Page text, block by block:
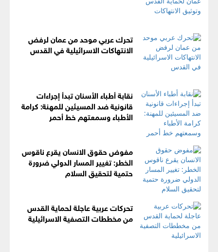
تحرك عربي موحد من عمان لرفض
الانتهاكات الاسرائيلية في القدس
نقابة أطباء الأسنان تبدأ إجراءات
قانونية ضد المسيئين للمهنة: كرامة
الأطباء وسمعتهم خط أحمر
مفوض حقوق الانسان يقرع ناقوس
الخطر: تغيير المسار الدولي ضرورة
حتمية لتحقيق السلام
تحركات عربية عاجلة لحماية القدس
من مخططات التصفية الاسرائيلية